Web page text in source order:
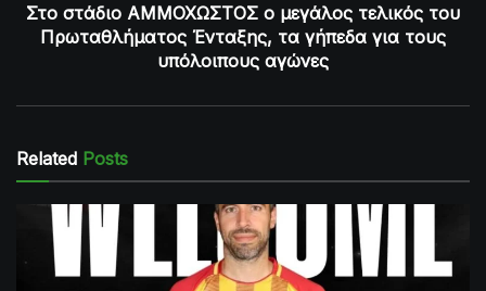
Στο στάδιο ΑΜΜΟΧΩΣΤΟΣ ο μεγάλος τελικός του
Πρωταθλήματος Ένταξης, τα γήπεδα για τους
υπόλοιπους αγώνες
Related Posts